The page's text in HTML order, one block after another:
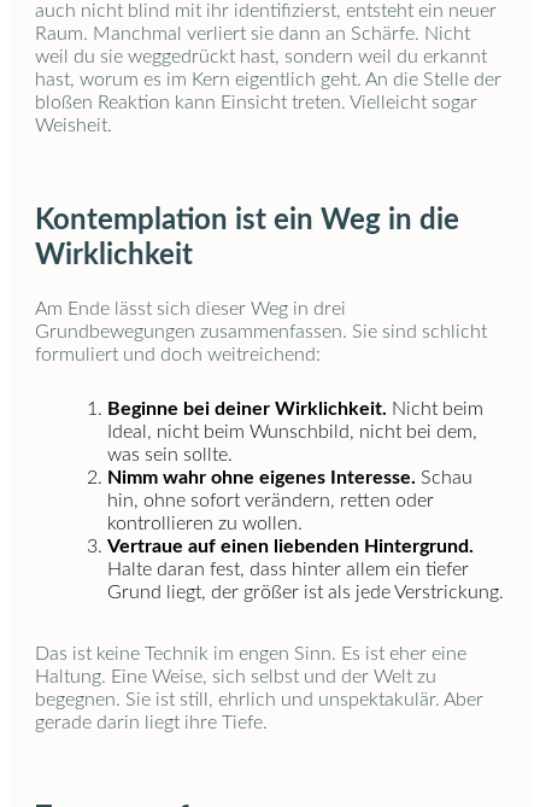
auch nicht blind mit ihr identifizierst, entsteht ein neuer
Raum. Manchmal verliert sie dann an Schärfe. Nicht
weil du sie weggedrückt hast, sondern weil du erkannt
hast, worum es im Kern eigentlich geht. An die Stelle der
bloßen Reaktion kann Einsicht treten. Vielleicht sogar
Weisheit.
Kontemplation ist ein Weg in die
Wirklichkeit
Am Ende lässt sich dieser Weg in drei
Grundbewegungen zusammenfassen. Sie sind schlicht
formuliert und doch weitreichend:
Beginne bei deiner Wirklichkeit. Nicht beim
Ideal, nicht beim Wunschbild, nicht bei dem,
was sein sollte.
Nimm wahr ohne eigenes Interesse. Schau
hin, ohne sofort verändern, retten oder
kontrollieren zu wollen.
Vertraue auf einen liebenden Hintergrund.
Halte daran fest, dass hinter allem ein tiefer
Grund liegt, der größer ist als jede Verstrickung.
Das ist keine Technik im engen Sinn. Es ist eher eine
Haltung. Eine Weise, sich selbst und der Welt zu
begegnen. Sie ist still, ehrlich und unspektakulär. Aber
gerade darin liegt ihre Tiefe.